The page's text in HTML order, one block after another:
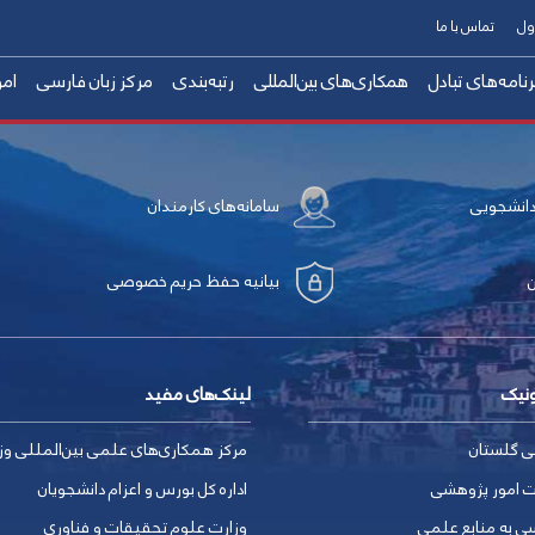
فعالیت‌های بین‌المللی
شهر سنندج
تبادل همکاری‌های بین‌المللی
همکاری با متخصصان ایرانی
ارسال مدارک
رتبه‌بندی مرکز زبان فارسی
تماس با ما
سامانه‌های کارمندان
بیانیه حفظ حریم خصوصی
گلستان
امور پژوهشی
به منابع علمی
لینک‌های مفید
مرکز همکاری‏‌های علمی بین‌المللی
اداره کل بورس و اعزام دانشجویان
وزارت علوم تحقیقات و فناوری